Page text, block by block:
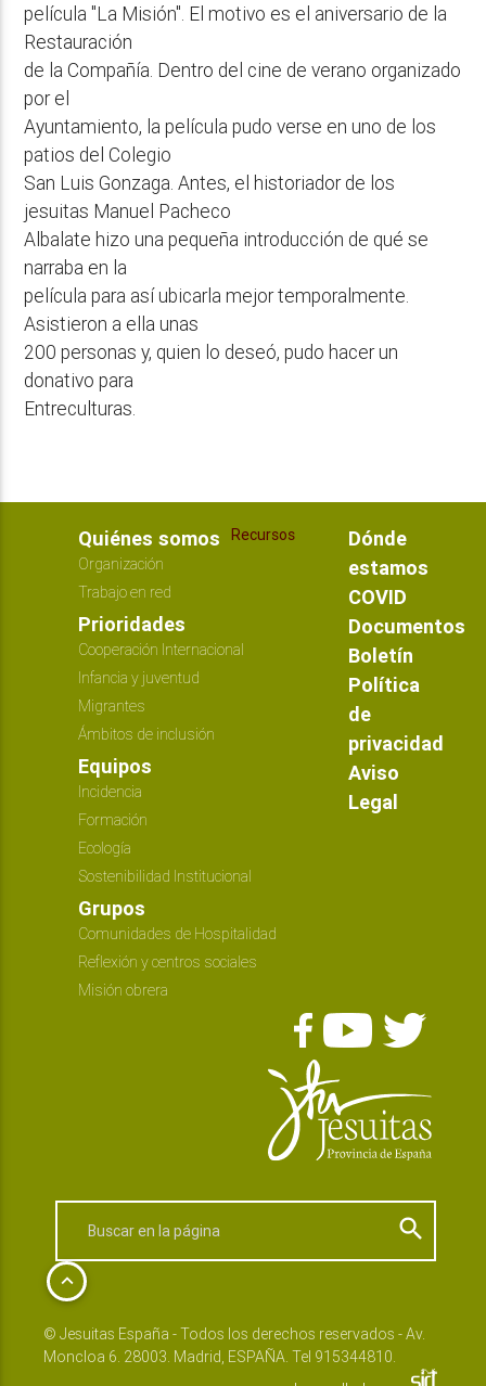
película "La Misión". El motivo es el aniversario de la
Restauración
de la Compañía. Dentro del cine de verano organizado
por el
Ayuntamiento, la película pudo verse en uno de los
patios del Colegio
San Luis Gonzaga. Antes, el historiador de los
jesuitas Manuel Pacheco
Albalate hizo una pequeña introducción de qué se
narraba en la
película para así ubicarla mejor temporalmente.
Asistieron a ella unas
200 personas y, quien lo deseó, pudo hacer un
donativo para
Entreculturas.
Quiénes somos
Organización
Trabajo en red
Recursos
Prioridades
Cooperación Internacional
Infancia y juventud
Migrantes
Ámbitos de inclusión
Equipos
Incidencia
Formación
Ecología
Sostenibilidad Institucional
Grupos
Comunidades de Hospitalidad
Reflexión y centros sociales
Misión obrera
Dónde
estamos
COVID
Documentos
Boletín
Política
de
privacidad
Aviso
Legal
search
keyboard_arrow_up
© Jesuitas España - Todos los derechos reservados - Av.
Moncloa 6. 28003. Madrid, ESPAÑA. Tel 915344810.